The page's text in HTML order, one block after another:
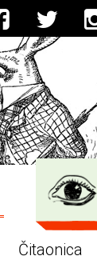
Čitaonica